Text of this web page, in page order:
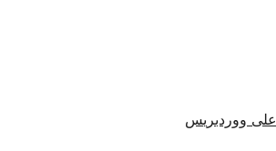
ووردبريس